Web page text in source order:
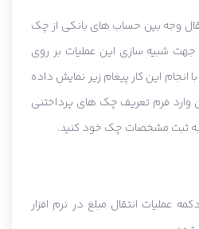
وجه بین حساب های بانکی از چک
جهت شبیه سازی این عملیات بر روی
انجام این کار پیغام زیر نمایش داده
وارد فرم تعریف چک های پرداختنی
به ثبت مشخصات چک خود کنید.
عملیات انتقال مبلغ در نرم افزار